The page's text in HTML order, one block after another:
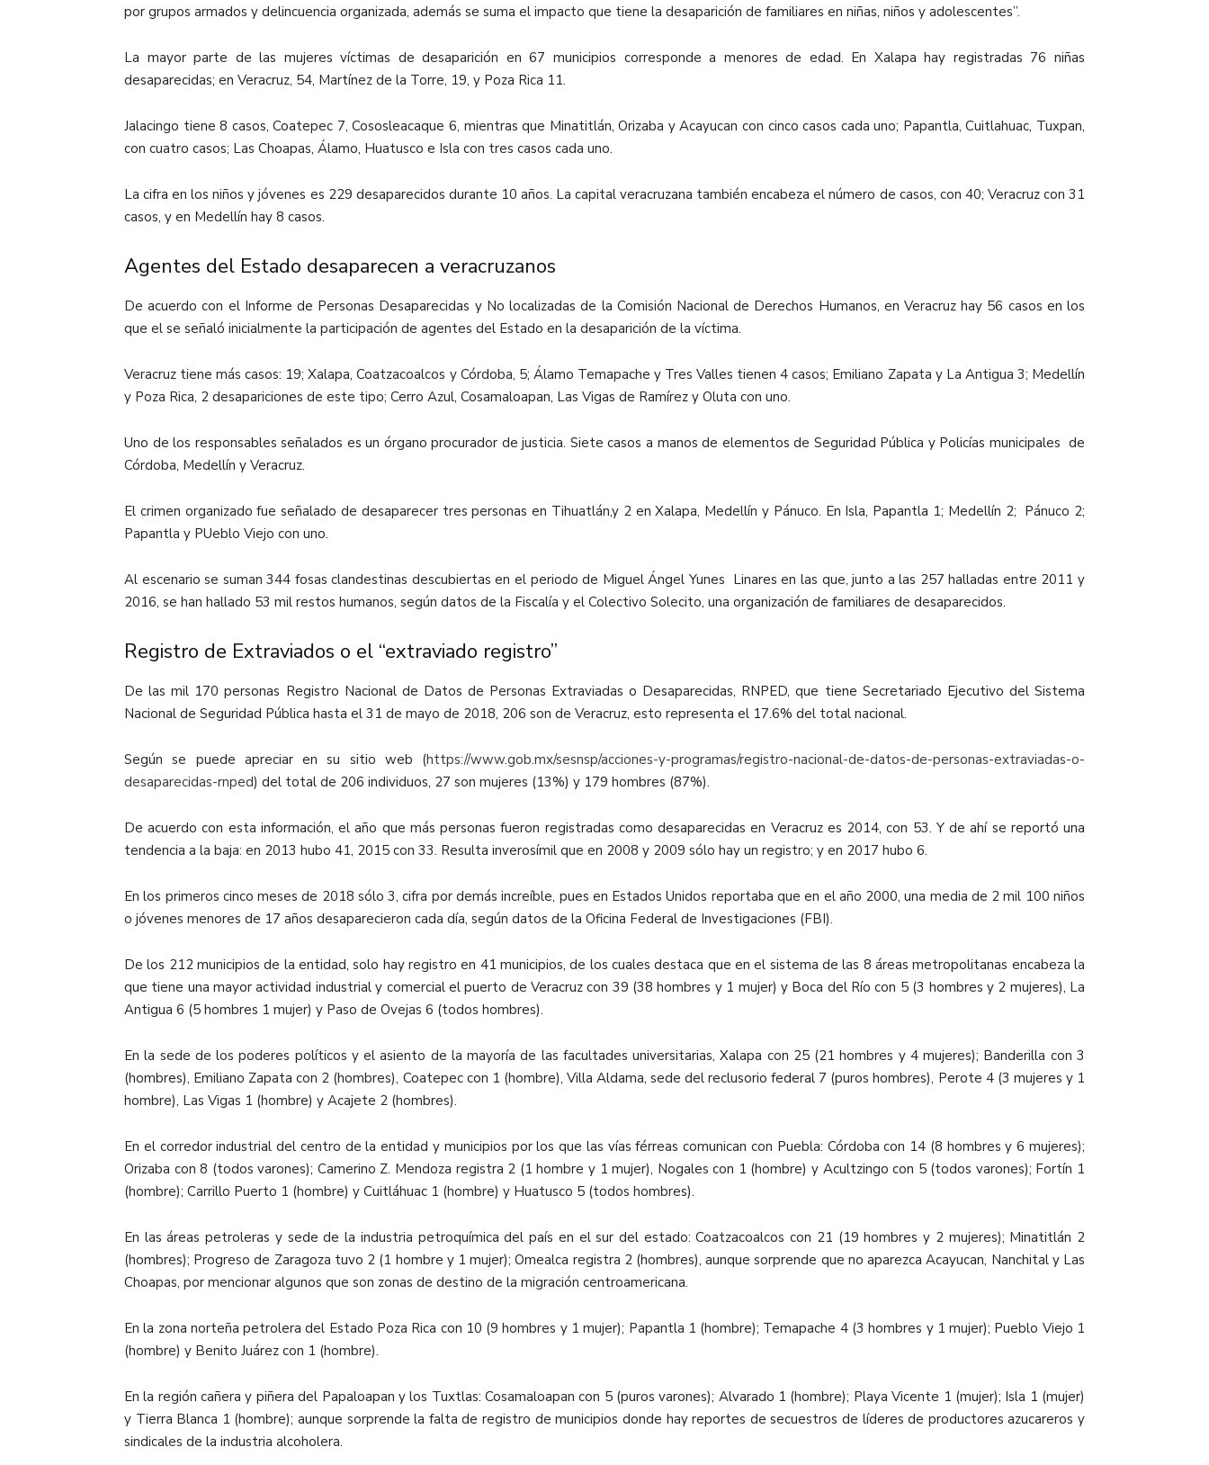
por grupos armados y delincuencia organizada, además se suma el impacto que tiene la desaparición de familiares en niñas, niños y adolescentes”.
La mayor parte de las mujeres víctimas de desaparición en 67 municipios corresponde a menores de edad. En Xalapa hay registradas 76 niñas
desaparecidas; en Veracruz, 54, Martínez de la Torre, 19, y Poza Rica 11.
Jalacingo tiene 8 casos, Coatepec 7, Cososleacaque 6, mientras que Minatitlán, Orizaba y Acayucan con cinco casos cada uno; Papantla, Cuitlahuac, Tuxpan,
con cuatro casos; Las Choapas, Álamo, Huatusco e Isla con tres casos cada uno.
La cifra en los niños y jóvenes es 229 desaparecidos durante 10 años. La capital veracruzana también encabeza el número de casos, con 40; Veracruz con 31
casos, y en Medellín hay 8 casos.
Agentes del Estado desaparecen a veracruzanos
De acuerdo con el Informe de Personas Desaparecidas y No localizadas de la Comisión Nacional de Derechos Humanos, en Veracruz hay 56 casos en los
que el se señaló inicialmente la participación de agentes del Estado en la desaparición de la víctima.
Veracruz tiene más casos: 19; Xalapa, Coatzacoalcos y Córdoba, 5; Álamo Temapache y Tres Valles tienen 4 casos; Emiliano Zapata y La Antigua 3; Medellín
y Poza Rica, 2 desapariciones de este tipo; Cerro Azul, Cosamaloapan, Las Vigas de Ramírez y Oluta con uno.
Uno de los responsables señalados es un órgano procurador de justicia. Siete casos a manos de elementos de Seguridad Pública y Policías municipales de
Córdoba, Medellín y Veracruz.
El crimen organizado fue señalado de desaparecer tres personas en Tihuatlán,y 2 en Xalapa, Medellín y Pánuco. En Isla, Papantla 1; Medellín 2; Pánuco 2;
Papantla y PUeblo Viejo con uno.
Al escenario se suman 344 fosas clandestinas descubiertas en el periodo de Miguel Ángel Yunes Linares en las que, junto a las 257 halladas entre 2011 y
2016, se han hallado 53 mil restos humanos, según datos de la Fiscalía y el Colectivo Solecito, una organización de familiares de desaparecidos.
Registro de Extraviados o el “extraviado registro”
De las mil 170 personas Registro Nacional de Datos de Personas Extraviadas o Desaparecidas, RNPED, que tiene Secretariado Ejecutivo del Sistema
Nacional de Seguridad Pública hasta el 31 de mayo de 2018, 206 son de Veracruz, esto representa el 17.6% del total nacional.
Según se puede apreciar en su sitio web (https://www.gob.mx/sesnsp/acciones-y-programas/registro-nacional-de-datos-de-personas-extraviadas-o-
desaparecidas-rnped) del total de 206 individuos, 27 son mujeres (13%) y 179 hombres (87%).
De acuerdo con esta información, el año que más personas fueron registradas como desaparecidas en Veracruz es 2014, con 53. Y de ahí se reportó una
tendencia a la baja: en 2013 hubo 41, 2015 con 33. Resulta inverosímil que en 2008 y 2009 sólo hay un registro; y en 2017 hubo 6.
En los primeros cinco meses de 2018 sólo 3, cifra por demás increíble, pues en Estados Unidos reportaba que en el año 2000, una media de 2 mil 100 niños
o jóvenes menores de 17 años desaparecieron cada día, según datos de la Oficina Federal de Investigaciones (FBI).
De los 212 municipios de la entidad, solo hay registro en 41 municipios, de los cuales destaca que en el sistema de las 8 áreas metropolitanas encabeza la
que tiene una mayor actividad industrial y comercial el puerto de Veracruz con 39 (38 hombres y 1 mujer) y Boca del Río con 5 (3 hombres y 2 mujeres), La
Antigua 6 (5 hombres 1 mujer) y Paso de Ovejas 6 (todos hombres).
En la sede de los poderes políticos y el asiento de la mayoría de las facultades universitarias, Xalapa con 25 (21 hombres y 4 mujeres); Banderilla con 3
(hombres), Emiliano Zapata con 2 (hombres), Coatepec con 1 (hombre), Villa Aldama, sede del reclusorio federal 7 (puros hombres), Perote 4 (3 mujeres y 1
hombre), Las Vigas 1 (hombre) y Acajete 2 (hombres).
En el corredor industrial del centro de la entidad y municipios por los que las vías férreas comunican con Puebla: Córdoba con 14 (8 hombres y 6 mujeres);
Orizaba con 8 (todos varones); Camerino Z. Mendoza registra 2 (1 hombre y 1 mujer), Nogales con 1 (hombre) y Acultzingo con 5 (todos varones); Fortín 1
(hombre); Carrillo Puerto 1 (hombre) y Cuitláhuac 1 (hombre) y Huatusco 5 (todos hombres).
En las áreas petroleras y sede de la industria petroquímica del país en el sur del estado: Coatzacoalcos con 21 (19 hombres y 2 mujeres); Minatitlán 2
(hombres); Progreso de Zaragoza tuvo 2 (1 hombre y 1 mujer); Omealca registra 2 (hombres), aunque sorprende que no aparezca Acayucan, Nanchital y Las
Choapas, por mencionar algunos que son zonas de destino de la migración centroamericana.
En la zona norteña petrolera del Estado Poza Rica con 10 (9 hombres y 1 mujer); Papantla 1 (hombre); Temapache 4 (3 hombres y 1 mujer); Pueblo Viejo 1
(hombre) y Benito Juárez con 1 (hombre).
En la región cañera y piñera del Papaloapan y los Tuxtlas: Cosamaloapan con 5 (puros varones); Alvarado 1 (hombre); Playa Vicente 1 (mujer); Isla 1 (mujer)
y Tierra Blanca 1 (hombre); aunque sorprende la falta de registro de municipios donde hay reportes de secuestros de líderes de productores azucareros y
sindicales de la industria alcoholera.